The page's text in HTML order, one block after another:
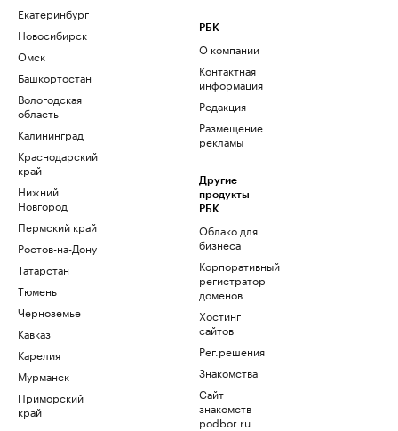
Екатеринбург
Новосибирск
Омск
Башкортостан
Вологодская
область
Калининград
Краснодарский
край
Нижний
Новгород
Пермский край
Ростов-на-Дону
Татарстан
Тюмень
Черноземье
Кавказ
Карелия
Мурманск
Приморский
край
РБК
О компании
Контактная
информация
Редакция
Размещение
рекламы
Другие
продукты
РБК
Облако для
бизнеса
Корпоративный
регистратор
доменов
Хостинг
сайтов
Рег.решения
Знакомства
Сайт
знакомств
podbor.ru